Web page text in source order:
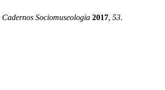
Cadernos Sociomuseologia 2017, 53.